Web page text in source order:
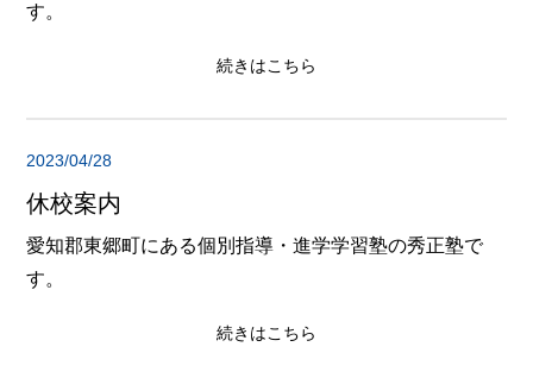
す。
続きはこちら
2023/04/28
休校案内
愛知郡東郷町にある個別指導・進学学習塾の秀正塾で
す。
続きはこちら